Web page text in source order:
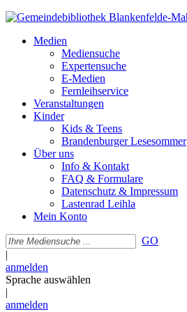
Medien
Mediensuche
Expertensuche
E-Medien
Fernleihservice
Veranstaltungen
Kinder
Kids & Teens
Brandenburger Lesesommer
Über uns
Info & Kontakt
FAQ & Formulare
Datenschutz & Impressum
Lastenrad Leihla
Mein Konto
GO
|
anmelden
Sprache auswählen
|
anmelden